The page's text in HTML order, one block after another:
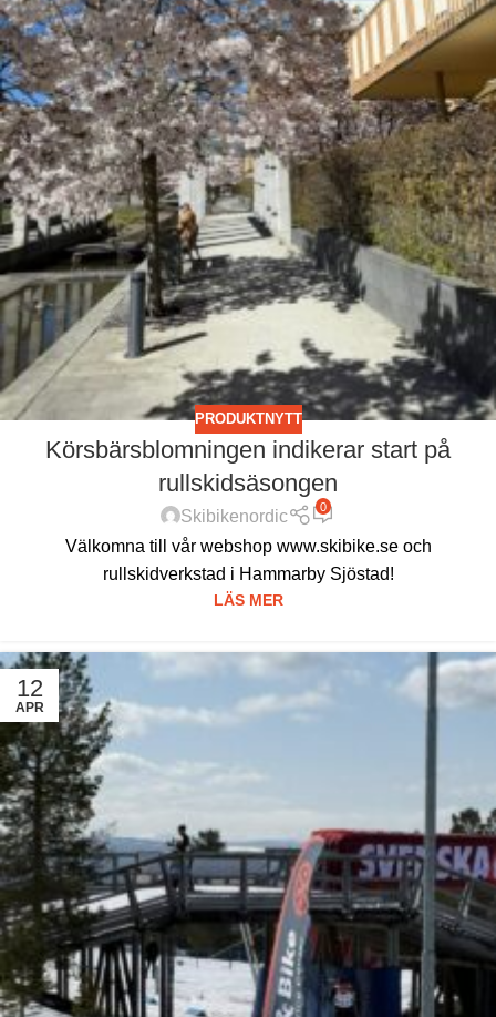
PRODUKTNYTT
Körsbärsblomningen indikerar start på
rullskidsäsongen
Skibikenordic
0
Välkomna till vår webshop www.skibike.se och
rullskidverkstad i Hammarby Sjöstad!
LÄS MER
12
APR